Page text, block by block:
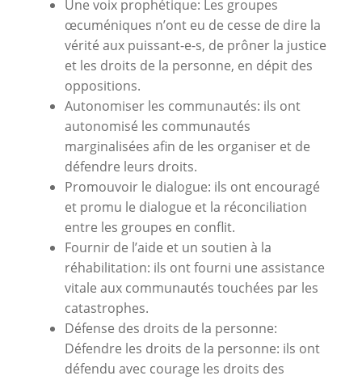
Une voix prophétique: Les groupes
œcuméniques n’ont eu de cesse de dire la
vérité aux puissant-e-s, de prôner la justice
et les droits de la personne, en dépit des
oppositions.
Autonomiser les communautés: ils ont
autonomisé les communautés
marginalisées afin de les organiser et de
défendre leurs droits.
Promouvoir le dialogue: ils ont encouragé
et promu le dialogue et la réconciliation
entre les groupes en conflit.
Fournir de l’aide et un soutien à la
réhabilitation: ils ont fourni une assistance
vitale aux communautés touchées par les
catastrophes.
Défense des droits de la personne:
Défendre les droits de la personne: ils ont
défendu avec courage les droits des